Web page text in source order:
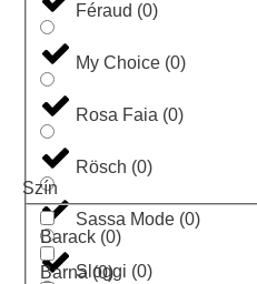
Féraud (0)
My Choice (0)
Rosa Faia (0)
Rösch (0)
Sassa Mode (0)
Sloggi (0)
Szín
Barack (0)
Barna (0)